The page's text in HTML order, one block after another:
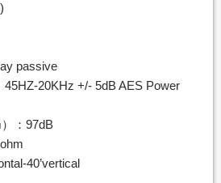
passive
45HZ-20KHz +/- 5dB AES Power
：97dB
40’vertical